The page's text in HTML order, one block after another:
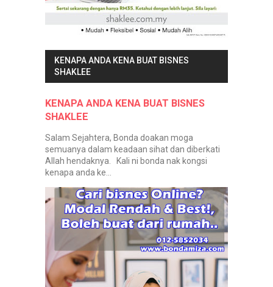
KENAPA ANDA KENA BUAT BISNES
SHAKLEE
KENAPA ANDA KENA BUAT BISNES
SHAKLEE
Salam Sejahtera, Bonda doakan moga
semuanya dalam keadaan sihat dan diberkati
Allah hendaknya. Kali ni bonda nak kongsi
kenapa anda ke...